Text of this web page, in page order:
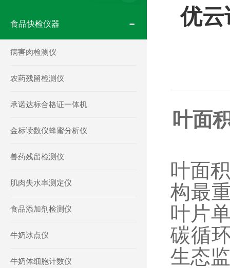
优云
叶面
叶面
构最
叶片
碳循
生态
食品快检仪器
病害肉检测仪
农药残留检测仪
承诺达标合格证一体机
金标读数仪蜂蜜分析仪
兽药残留检测仪
肌肉失水率测定仪
食品添加剂检测仪
牛奶冰点仪
牛奶体细胞计数仪